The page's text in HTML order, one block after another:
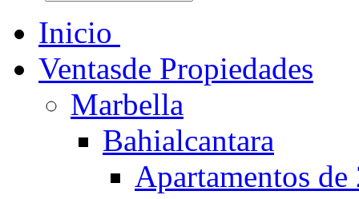
Inicio
Ventasde Propiedades
Marbella
Bahialcantara
Apartamentos